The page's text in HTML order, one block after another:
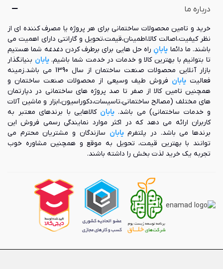
درباره ما
خرید و تامین محصولات ساختمانی برای هر پروژه یا مصرف کننده ای از
نظر کیفیت،اصالت کالا،اطمینان،قیمت،تحویل و گارانتی دارای اهمیت می
باشند. ما دائما یابانِ راه حل هایی برای برطرف کردن دغدغه شما هستیم
تا بتوانیم با بهترین کالا و خدمات در خدمت شما باشیم.یابان بنیانگذار
بازار آنلاین محصولات صنعت ساختمان از سال 1390 می باشد.زمینه
فعالیتیابان فروش طیف وسیعی از محصولات صنعت ساختمان و
همچنین تامین کالا از صفر تا صد پروژه های ساختمانی در دپارتمان
های مختلف (مصالح ساختمانی،تاسیسات،دکوراسیون،ابزار و ماشین آلات
و خدمات ساختمانی) می باشد.یابان کالاهایی با برندهای معتبر به
کاربران ارائه می دهد که در اکثر موارد نمایندگی رسمی فروش این
برندها می باشد. در پلتفرمیابان سازندگان و مشتریان محترم می
توانند با بهترین قیمت، تحویل به موقع و همچنین مشاوره خوب
تجربه یک خرید لذت بخش را داشته باشند.